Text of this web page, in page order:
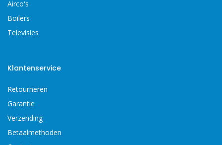
Airco's
Boilers
Televisies
Klantenservice
Retourneren
Garantie
Verzending
Betaalmethoden